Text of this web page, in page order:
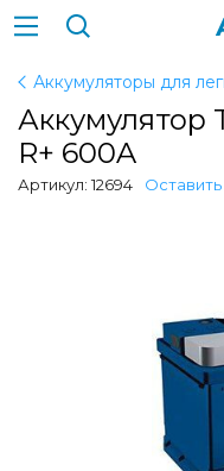
Аккумуляторы для
Аккумулятор
R+ 600A
Артикул: 12694